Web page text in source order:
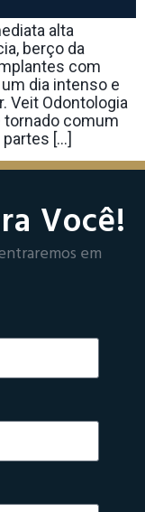
alta
berço da
com
dia intenso e
Veit Odontologia
tornado comum
[…]
Você!
em